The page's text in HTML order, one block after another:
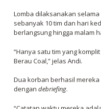
Lomba dilaksanakan
sebanyak 10 tim dan hari
berlangsung hingga malam
“Hanya satu tim yang
Berau Coal,” jelas Andi.
Dua korban berhasil
dengan debriefing.